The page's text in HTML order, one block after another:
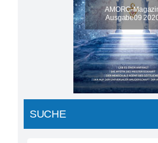
AMORC-Magazin
Ausgabe09
SUCHE